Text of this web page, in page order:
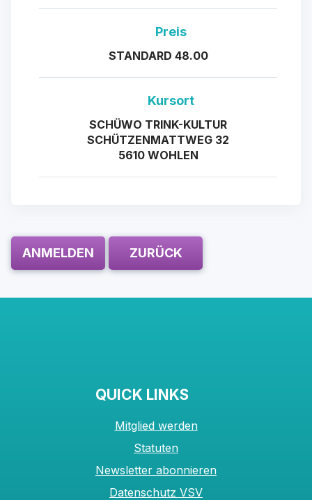
Preis
STANDARD 48.00
Kursort
SCHÜWO TRINK-KULTUR
SCHÜTZENMATTWEG 32
5610 WOHLEN
ANMELDEN ZURÜCK
QUICK LINKS
Mitglied werden
Statuten
Newsletter abonnieren
Datenschutz VSV